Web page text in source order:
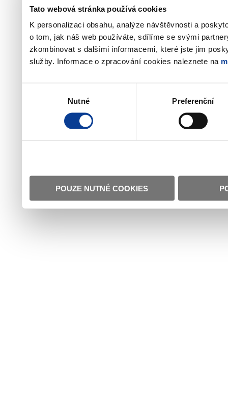
Tato webová stránka používá cookies
K personalizaci obsahu, analýze návštěvnosti a
o tom, jak náš web používáte, sdílíme se svými
zkombinovat s dalšími informacemi, které jste jim
služby. Informace o zpracování cookies naleznete na
Nutné Preferenční
POUZE NUTNÉ COOKIES